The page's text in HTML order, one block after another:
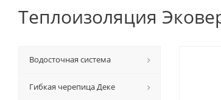
Теплоизоляция
Водосточная система
Гибкая черепица Деке